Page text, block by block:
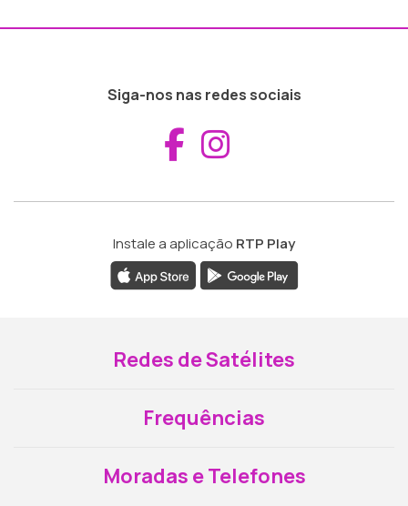
Siga-nos nas redes sociais
Aceder ao
Instale a aplicação RTP Play
Redes de Satélites
Frequências
Moradas e Telefones